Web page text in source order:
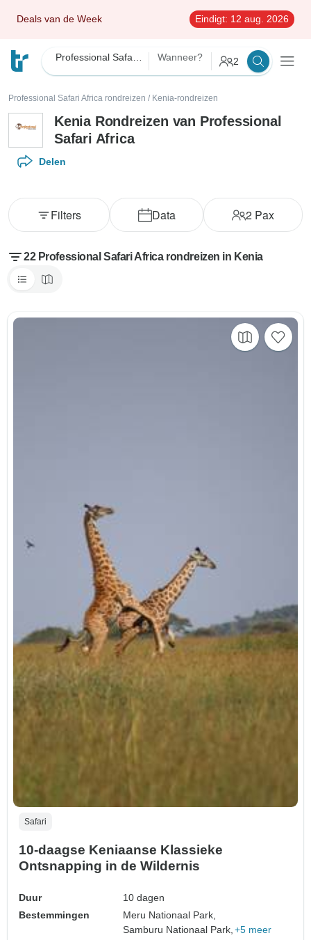
Deals van de Week Eindigt: 12 aug. 2026
Wanneer? 2
Professional Safari Africa rondreizen / Kenia-rondreizen
Kenia Rondreizen van Professional
Safari Africa
Delen
Data 2 Pax
Filters
22 Professional Safari Africa rondreizen in Kenia
Safari
10-daagse Keniaanse Klassieke
Ontsnapping in de Wildernis
Duur
10 dagen
Bestemmingen
Meru Nationaal Park,
Samburu Nationaal Park, +5 meer